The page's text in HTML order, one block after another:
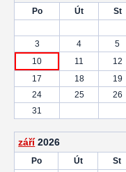
Po Út St
3
4 5
10
11 12
17
18 19
24
25 26
31
září 2026
Po Út St